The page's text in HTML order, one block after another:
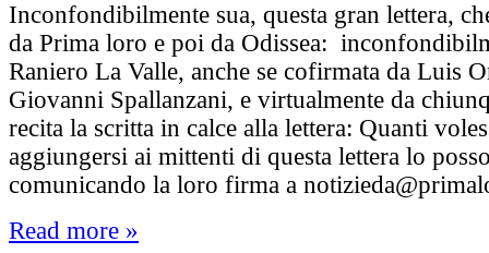
Inconfondibilmente sua, questa gran lettera,
da Prima loro e poi da Odissea:
Raniero La Valle, anche se cofirmata da Luis
Giovanni Spallanzani, e virtualmente da
recita la scritta in calce alla lettera: Quanti
aggiungersi ai mittenti di questa lettera lo
comunicando la loro firma a
Read more »